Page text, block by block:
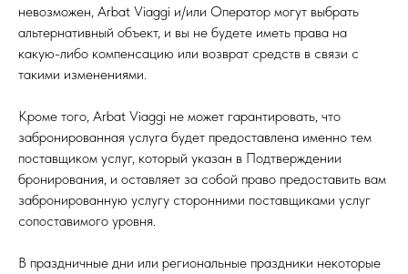
невозможен, Arbat Viaggi и/или Оператор могут выбрать
альтернативный объект, и вы не будете иметь права на
какую-либо компенсацию или возврат средств в связи с
такими изменениями.
Кроме того, Arbat Viaggi не может гарантировать, что
забронированная услуга будет предоставлена ​​именно тем
поставщиком услуг, который указан в Подтверждении
бронирования, и оставляет за собой право предоставить вам
забронированную услугу сторонними поставщиками услуг
сопоставимого уровня.
В праздничные дни или региональные праздники некоторые